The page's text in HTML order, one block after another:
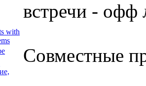
with
встречи - офф
Совместные